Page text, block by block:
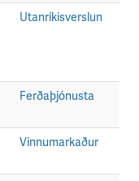
Utanríkisverslun
Ferðaþjónusta
Vinnumarkaður